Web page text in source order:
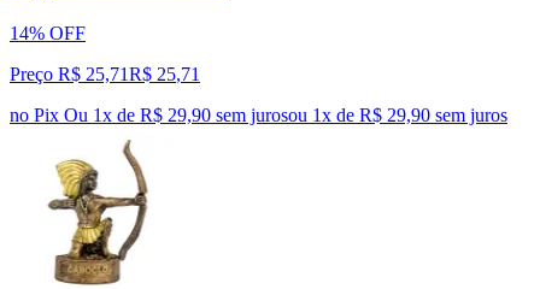
14% OFF
Preço R$ 25,71R$ 25,71
no Pix Ou 1x de R$ 29,90 sem jurosou 1x de R$ 29,90 sem juros